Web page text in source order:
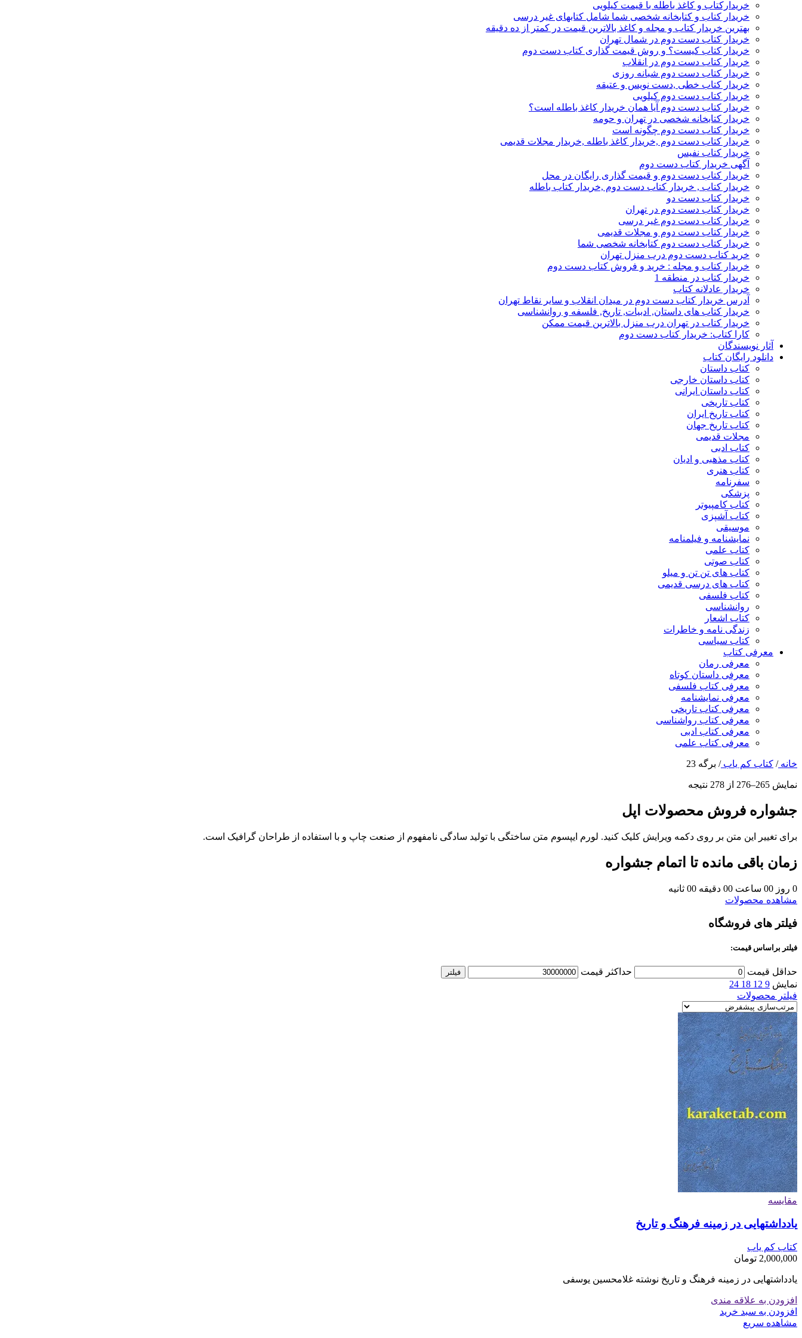
خریدارکتاب و کاغذ باطله با قیمت کیلویی
خریدار کتاب و کتابخانه شخصی شما شامل کتابهای غیر درسی
بهترین خریدار کتاب و مجله و کاغذ بالاترین قیمت در کمتر از ده دقیقه
خریدار کتاب دست دوم در شمال تهران
خریدار کتاب کیست؟ و روش قیمت گذاری کتاب دست دوم
خریدار کتاب دست دوم در انقلاب
خریدار کتاب دست دوم شبانه روزی
خریدار کتاب خطی ,دست نویس و عتیقه
خریدار کتاب دست دوم کیلویی
خریدار کتاب دست دوم آیا همان خریدار کاغذ باطله است؟
خریدار کتابخانه شخصی در تهران و حومه
خریدار کتاب دست دوم چگونه است
خریدار کتاب دست دوم ,خریدار کاغذ باطله ,خریدار مجلات قدیمی
خریدار کتاب نفیس
آگهی خریدار کتاب دست دوم
خریدار کتاب دست دوم و قیمت گذاری رایگان در محل
خریدار کتاب , خریدار کتاب دست دوم ,خریدار کتاب باطله
خریدار کتاب دست دو
خریدار کتاب دست دوم در تهران
خریدار کتاب دست دوم غیر درسی
خریدار کتاب دست دوم و مجلات قدیمی
خریدار کتاب دست دوم کتابخانه شخصی شما
خرید کتاب دست دوم درب منزل تهران
خریدار کتاب و مجله : خرید و فروش کتاب دست دوم
خریدار کتاب در منطقه 1
خریدار عادلانه کتاب
آدرس خریدار کتاب دست دوم در میدان انقلاب و سایر نقاط تهران
خریدار کتاب های داستان, ادبیات, تاریخ, فلسفه و روانشناسی
خریدار کتاب در تهران درب منزل بالاترین قیمت ممکن
کارا کتاب: خریدار کتاب دست دوم
آثار نویسندگان
دانلود رایگان کتاب
کتاب داستان
کتاب داستان خارجی
کتاب داستان ایرانی
کتاب تاریخی
کتاب تاریخ ایران
کتاب تاریخ جهان
مجلات قدیمی
کتاب ادبی
کتاب مذهبی و ادیان
کتاب هنری
سفرنامه
پزشکی
کتاب کامپیوتر
کتاب آشپزی
موسیقی
نمایشنامه و فیلمنامه
کتاب علمی
کتاب صوتی
کتاب های تن تن و میلو
کتاب های درسی قدیمی
کتاب فلسفی
روانشناسی
کتاب اشعار
زندگی نامه و خاطرات
کتاب سیاسی
معرفی کتاب
معرفی رمان
معرفی داستان کوتاه
معرفی کتاب فلسفی
معرفی نمایشنامه
معرفی کتاب تاریخی
معرفی کتاب رواشناسی
معرفی کتاب ادبی
معرفی کتاب علمی
خانه/ کتاب کم یاب/ برگه 23
نمایش 265–276 از 278 نتیجه
جشواره فروش محصولات اپل
برای تغییر این متن بر روی دکمه ویرایش کلیک کنید. لورم ایپسوم متن ساختگی با تولید سادگی نامفهوم از صنعت چاپ و با استفاده از طراحان گرافیک است.
زمان باقی مانده تا اتمام جشواره
0 روز 00 ساعت 00 دقیقه 00 ثانیه
مشاهده محصولات
فیلتر های فروشگاه
فیلتر براساس قیمت:
حداقل قیمت حداکثر قیمت فیلتر
نمایش 9
12
18
24
فیلتر محصولات
مقایسه
یادداشتهایی در زمینه فرهنگ و تاریخ
کتاب کم یاب
2,000,000 تومان
یادداشتهایی در زمینه فرهنگ و تاریخ نوشته غلامحسین یوسفی
افزودن به علاقه مندی
افزودن به سبد خرید
مشاهده سریع